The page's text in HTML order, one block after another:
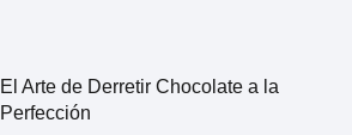
El Arte de Derretir Chocolate a la
Perfección